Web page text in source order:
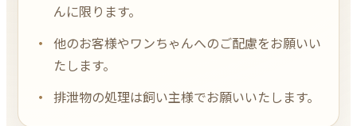
んに限ります。
他のお客様やワンちゃんへのご配慮をお願いい
たします。
排泄物の処理は飼い主様でお願いいたします。